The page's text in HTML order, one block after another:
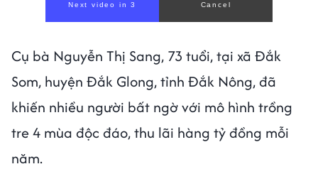
Cụ bà Nguyễn Thị Sang, 73 tuổi, tại xã Đắk
Som, huyện Đắk Glong, tỉnh Đắk Nông, đã
khiến nhiều người bất ngờ với mô hình trồng
tre 4 mùa độc đáo, thu lãi hàng tỷ đồng mỗi
năm.